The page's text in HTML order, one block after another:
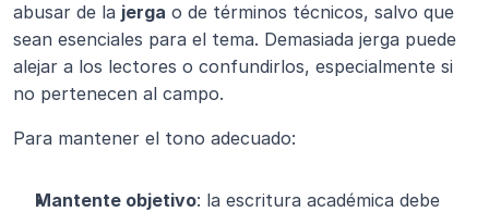
abusar de la jerga o de términos técnicos, salvo que
sean esenciales para el tema. Demasiada jerga puede
alejar a los lectores o confundirlos, especialmente si
no pertenecen al campo.
Para mantener el tono adecuado:
Mantente objetivo: la escritura académica debe